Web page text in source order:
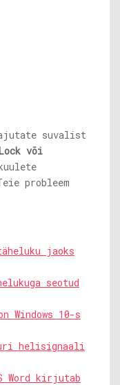
suvalist
või
probleem
jaoks
seotud
Windows 10-s
helisignaali
Word kirjutab